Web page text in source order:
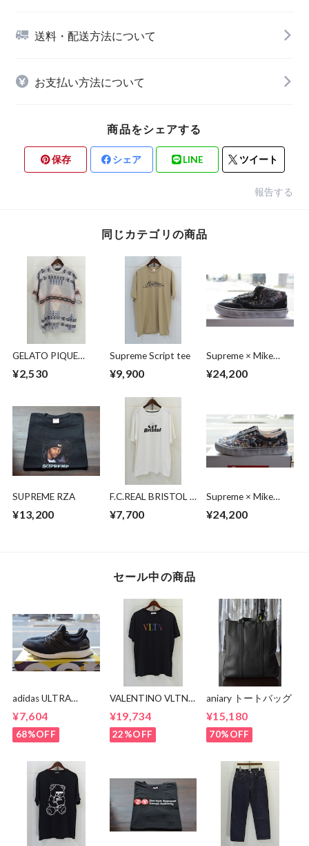
送料・配送方法について
お支払い方法について
商品をシェアする
保存 シェア LINE ツイート
報告する
同じカテゴリの商品
GELATO PIQUE
PENDLETON ルーム
¥2,530
Supreme Script tee
¥9,900
Supreme × Mike
Cab
¥24,200
SUPREME RZA
¥13,200
F.C.REAL BRISTOL ×
SHADOW TEAM
¥7,700
Supreme × Mike
¥24,200
セール中の商品
adidas ULTRA
¥7,604
68%OFF
VALENTINO VLTN
¥19,734
22%OFF
aniary トートバッグ
¥15,180
70%OFF